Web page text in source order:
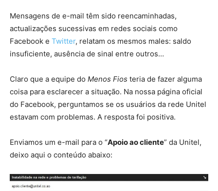
Mensagens de e-mail têm sido reencaminhadas,
actualizações sucessivas em redes sociais como
Facebook e Twitter, relatam os mesmos males: saldo
insuficiente, ausência de sinal entre outros…
Claro que a equipe do Menos Fios teria de fazer alguma
coisa para esclarecer a situação. Na nossa página oficial
do Facebook, perguntamos se os usuários da rede Unitel
estavam com problemas. A resposta foi positiva.
Enviamos um e-mail para o “Apoio ao cliente” da Unitel,
deixo aqui o conteúdo abaixo: